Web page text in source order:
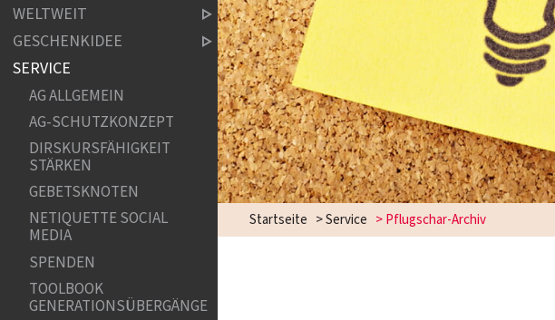
Startseite >Service >Pflugschar-Archiv
WELTWEIT
GESCHENKIDEE
SERVICE
AG ALLGEMEIN
AG-SCHUTZKONZEPT
DIRSKURSFÄHIGKEIT
STÄRKEN
GEBETSKNOTEN
NETIQUETTE SOCIAL
MEDIA
SPENDEN
TOOLBOOK
GENERATIONSÜBERGÄNGE